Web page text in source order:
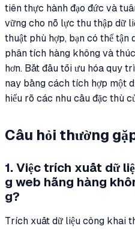
tiên thực hành đạo đức và
vững cho nỗ lực thu thập dữ
thuật phù hợp, bạn có thể tận
phân tích hàng không và
hơn. Bắt đầu tối ưu hóa quy
nay bằng cách tích hợp một
hiểu rõ các nhu cầu đặc thù
Câu hỏi thường
1. Việc trích xuất dữ
g web hãng hàng
g?
Trích xuất dữ liệu công khai